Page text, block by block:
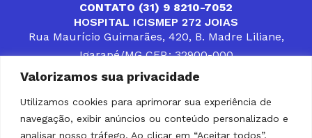
Valorizamos sua privacidade
Utilizamos cookies para aprimorar sua experiência de
navegação, exibir anúncios ou conteúdo personalizado e
analisar nosso tráfego. Ao clicar em “Aceitar todos”,
CONTATO (31) 9 8210-7052
HOSPITAL ICISMEP 272 JOIAS
Rua Maurício Guimarães, 420, B. Madre Liliane,
Igarapé/MG CEP.: 32900-000
CONTATOS (31) 3512-4400 ou (31) 9 8309-8660
DESENVOLVER SOLUÇÕES, AÇÕES E SERVIÇOS
PÚBLICOS QUE COMPLEMENTEM A ASSISTÊNCIA À
POPULAÇÃO DA REGIÃO EM QUE ATUA, SENDO
PARCEIRO DOS MUNICÍPIOS CONSORCIADOS NA
SOLUÇÃO DE DIFICULDADES ENFRENTADAS POR